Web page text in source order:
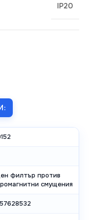
филтър против
смущения
IP20